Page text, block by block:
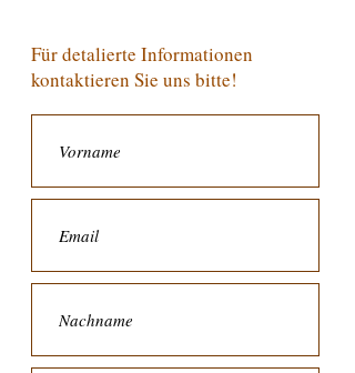
Für detalierte Informationen
kontaktieren Sie uns bitte!